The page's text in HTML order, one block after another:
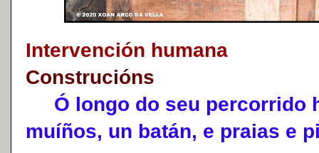
Intervención humana
Construcións
Ó longo do seu percorrido
muíños, un batán, e praias e